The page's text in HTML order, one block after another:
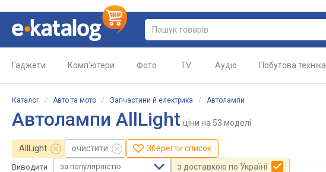
Гаджети Комп'ютери Фото TV Аудіо Побутова техніка
Каталог / Авто та мото / Запчастини й електрика / Автолампи
Автолампи AllLight ціни на 53 моделі
AllLight очистити Зберегти список
Виводити за популярністю з доставкою по Україні